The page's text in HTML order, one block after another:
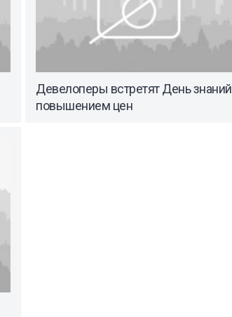
Девелоперы встретят День знаний
повышением цен